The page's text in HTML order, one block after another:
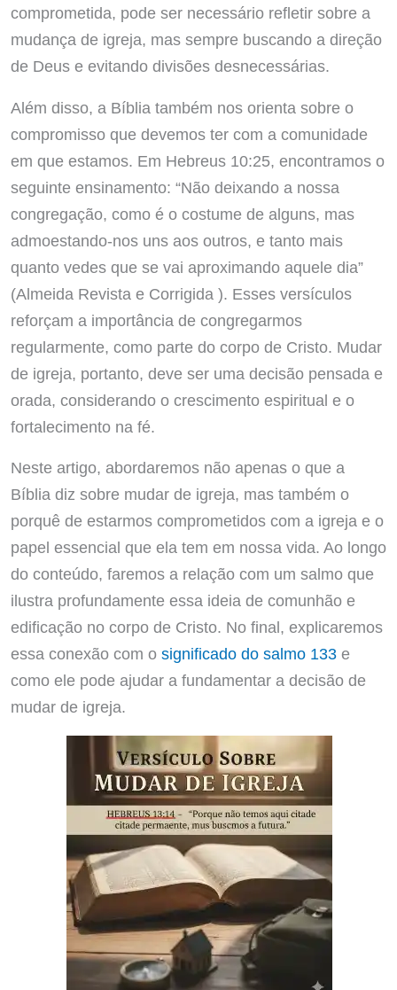
comprometida, pode ser necessário refletir sobre a
mudança de igreja, mas sempre buscando a direção
de Deus e evitando divisões desnecessárias.
Além disso, a Bíblia também nos orienta sobre o
compromisso que devemos ter com a comunidade
em que estamos. Em Hebreus 10:25, encontramos o
seguinte ensinamento: “Não deixando a nossa
congregação, como é o costume de alguns, mas
admoestando-nos uns aos outros, e tanto mais
quanto vedes que se vai aproximando aquele dia”
(Almeida Revista e Corrigida ). Esses versículos
reforçam a importância de congregarmos
regularmente, como parte do corpo de Cristo. Mudar
de igreja, portanto, deve ser uma decisão pensada e
orada, considerando o crescimento espiritual e o
fortalecimento na fé.
Neste artigo, abordaremos não apenas o que a
Bíblia diz sobre mudar de igreja, mas também o
porquê de estarmos comprometidos com a igreja e o
papel essencial que ela tem em nossa vida. Ao longo
do conteúdo, faremos a relação com um salmo que
ilustra profundamente essa ideia de comunhão e
edificação no corpo de Cristo. No final, explicaremos
essa conexão com o significado do salmo 133e
como ele pode ajudar a fundamentar a decisão de
mudar de igreja.